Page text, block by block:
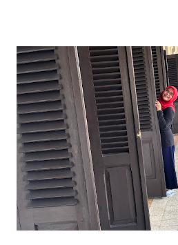
model bisnis baru, yakni sejenis
lebih kecil. Karena kedua
bisa digabungkan, maka pada akhir
perusahaan baru yang diberi nama
Tentang Alfamidi Sementara itu,
kali didirikan pada 28 Juni 2007.
pebisnis sukses dan ternama asal